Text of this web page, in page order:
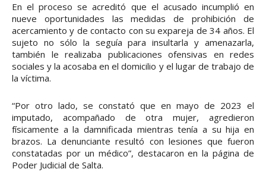
En el proceso se acreditó que el acusado incumplió en
nueve oportunidades las medidas de prohibición de
acercamiento y de contacto con su expareja de 34 años. El
sujeto no sólo la seguía para insultarla y amenazarla,
también le realizaba publicaciones ofensivas en redes
sociales y la acosaba en el domicilio y el lugar de trabajo de
la víctima.
“Por otro lado, se constató que en mayo de 2023 el
imputado, acompañado de otra mujer, agredieron
físicamente a la damnificada mientras tenía a su hija en
brazos. La denunciante resultó con lesiones que fueron
constatadas por un médico”, destacaron en la página de
Poder Judicial de Salta.